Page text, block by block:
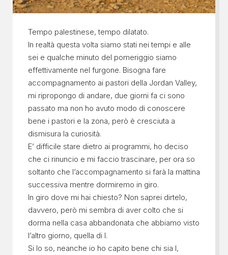
Tempo palestinese, tempo dilatato.
In realtà questa volta siamo stati nei tempi e alle
sei e qualche minuto del pomeriggio siamo
effettivamente nel furgone. Bisogna fare
accompagnamento ai pastori della Jordan Valley,
mi ripropongo di andare, due giorni fa ci sono
passato ma non ho avuto modo di conoscere
bene i pastori e la zona, però è cresciuta a
dismisura la curiosità.
E’ difficile stare dietro ai programmi, ho deciso
che ci rinuncio e mi faccio trascinare, per ora so
soltanto che l’accompagnamento si farà la mattina
successiva mentre dormiremo in giro.
In giro dove mi hai chiesto? Non saprei dirtelo,
davvero, però mi sembra di aver colto che si
dorma nella casa abbandonata che abbiamo visto
l’altro giorno, quella di I.
Si lo so, neanche io ho capito bene chi sia I,